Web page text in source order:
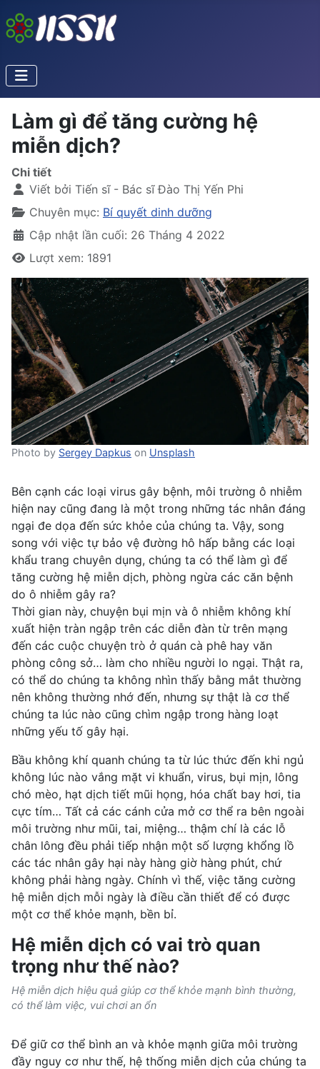
Làm gì để tăng cường hệ
miễn dịch?
Chi tiết
Viết bởi Tiến sĩ - Bác sĩ Đào Thị Yến Phi
Chuyên mục: Bí quyết dinh dưỡng
Cập nhật lần cuối: 26 Tháng 4 2022
Lượt xem: 1891
Photo by Sergey Dapkus on Unsplash
Bên cạnh các loại virus gây bệnh, môi trường ô nhiễm
hiện nay cũng đang là một trong những tác nhân đáng
ngại đe dọa đến sức khỏe của chúng ta. Vậy, song
song với việc tự bảo vệ đường hô hấp bằng các loại
khẩu trang chuyên dụng, chúng ta có thể làm gì để
tăng cường hệ miễn dịch, phòng ngừa các căn bệnh
do ô nhiễm gây ra?
Thời gian này, chuyện bụi mịn và ô nhiễm không khí
xuất hiện tràn ngập trên các diễn đàn từ trên mạng
đến các cuộc chuyện trò ở quán cà phê hay văn
phòng công sở… làm cho nhiều người lo ngại. Thật ra,
có thể do chúng ta không nhìn thấy bằng mắt thường
nên không thường nhớ đến, nhưng sự thật là cơ thể
chúng ta lúc nào cũng chìm ngập trong hàng loạt
những yếu tố gây hại.
Bầu không khí quanh chúng ta từ lúc thức đến khi ngủ
không lúc nào vắng mặt vi khuẩn, virus, bụi mịn, lông
chó mèo, hạt dịch tiết mũi họng, hóa chất bay hơi, tia
cực tím… Tất cả các cánh cửa mở cơ thể ra bên ngoài
môi trường như mũi, tai, miệng… thậm chí là các lỗ
chân lông đều phải tiếp nhận một số lượng khổng lồ
các tác nhân gây hại này hàng giờ hàng phút, chứ
không phải hàng ngày. Chính vì thế, việc tăng cường
hệ miễn dịch mỗi ngày là điều cần thiết để có được
một cơ thể khỏe mạnh, bền bỉ.
Hệ miễn dịch có vai trò quan
trọng như thế nào?
Hệ miễn dịch hiệu quả giúp cơ thể khỏe mạnh bình thường,
có thể làm việc, vui chơi an ổn
Để giữ cơ thể bình an và khỏe mạnh giữa môi trường
đầy nguy cơ như thế, hệ thống miễn dịch của chúng ta